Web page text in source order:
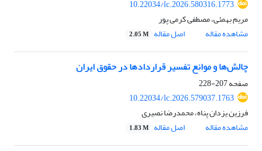
10.22034/lc.2026.580316.1773
مریم بهمئی، مصطفی کرمی پور
مشاهده مقاله
اصل مقاله 2.05 M
چالش‌ها و موانع تفسیر قراردادها در حقوق ایران
صفحه207-228
10.22034/lc.2026.579037.1763
فرزین یزدان پناه، محمدرضا نصیری
مشاهده مقاله
اصل مقاله 1.83 M